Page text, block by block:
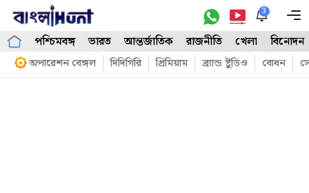
Skip
content
3
পশ্চিমবঙ্গ ভারত আন্তর্জাতিক রাজনীতি খেলা বিনোদন
অপারেশন বেঙ্গল দিদিগিরি প্রিমিয়াম ব্র্যান্ড ষ্টুডিও বোধন